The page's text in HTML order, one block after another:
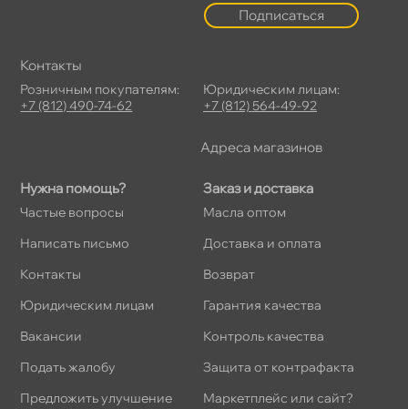
Нужна помощь?
Частые вопросы
Написать письмо
Контакты
Юридическим лицам
акансии
Подать жалобу
Предложить улучшение
Заказ и доставка
Масла оптом
Доставка и оплата
озврат
Гарантия качества
Контроль качества
Защита от контрафакта
Маркетплейс или сайт?
Подписаться
Контакты
Розничным покупателям:
+7 (812) 490-74-62
Юридическим лицам:
+7 (812) 564-49-92
Адреса магазино